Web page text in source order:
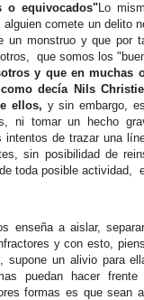
o equivocados"Lo
alguien comete un delito
un monstruo y que por
que somos los
y que en muchas
decía Nils
ellos, y sin embargo,
ni tomar un hecho
de trazar una
sin posibilidad de
toda posible actividad,
enseña a aislar,
y con esto,
un alivio para
puedan hacer
formas es que sean